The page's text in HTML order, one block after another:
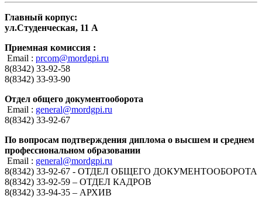
Главный корпус:
ул.Студенческая, 11 А
Приемная комиссия :
Email : prcom@mordgpi.ru
8(8342) 33-92-58
8(8342) 33-93-90
Отдел общего документооборота
Email : general@mordgpi.ru
8(8342) 33-92-67
По вопросам подтверждения диплома о высшем и среднем
профессиональном образовании
Email : general@mordgpi.ru
8(8342) 33-92-67 - ОТДЕЛ ОБЩЕГО ДОКУМЕНТООБОРОТА
8(8342) 33-92-59 – ОТДЕЛ КАДРОВ
8(8342) 33-94-35 – АРХИВ